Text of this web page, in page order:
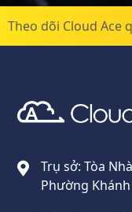
Theo dõi Cloud Ace
Trụ sở: Tòa
Phường Khánh